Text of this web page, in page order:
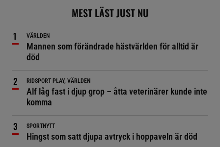
MEST LÄST JUST NU
VÄRLDEN
Mannen som förändrade hästvärlden för alltid är
död
RIDSPORT PLAY, VÄRLDEN
Alf låg fast i djup grop – åtta veterinärer kunde inte
komma
SPORTNYTT
Hingst som satt djupa avtryck i hoppaveln är död